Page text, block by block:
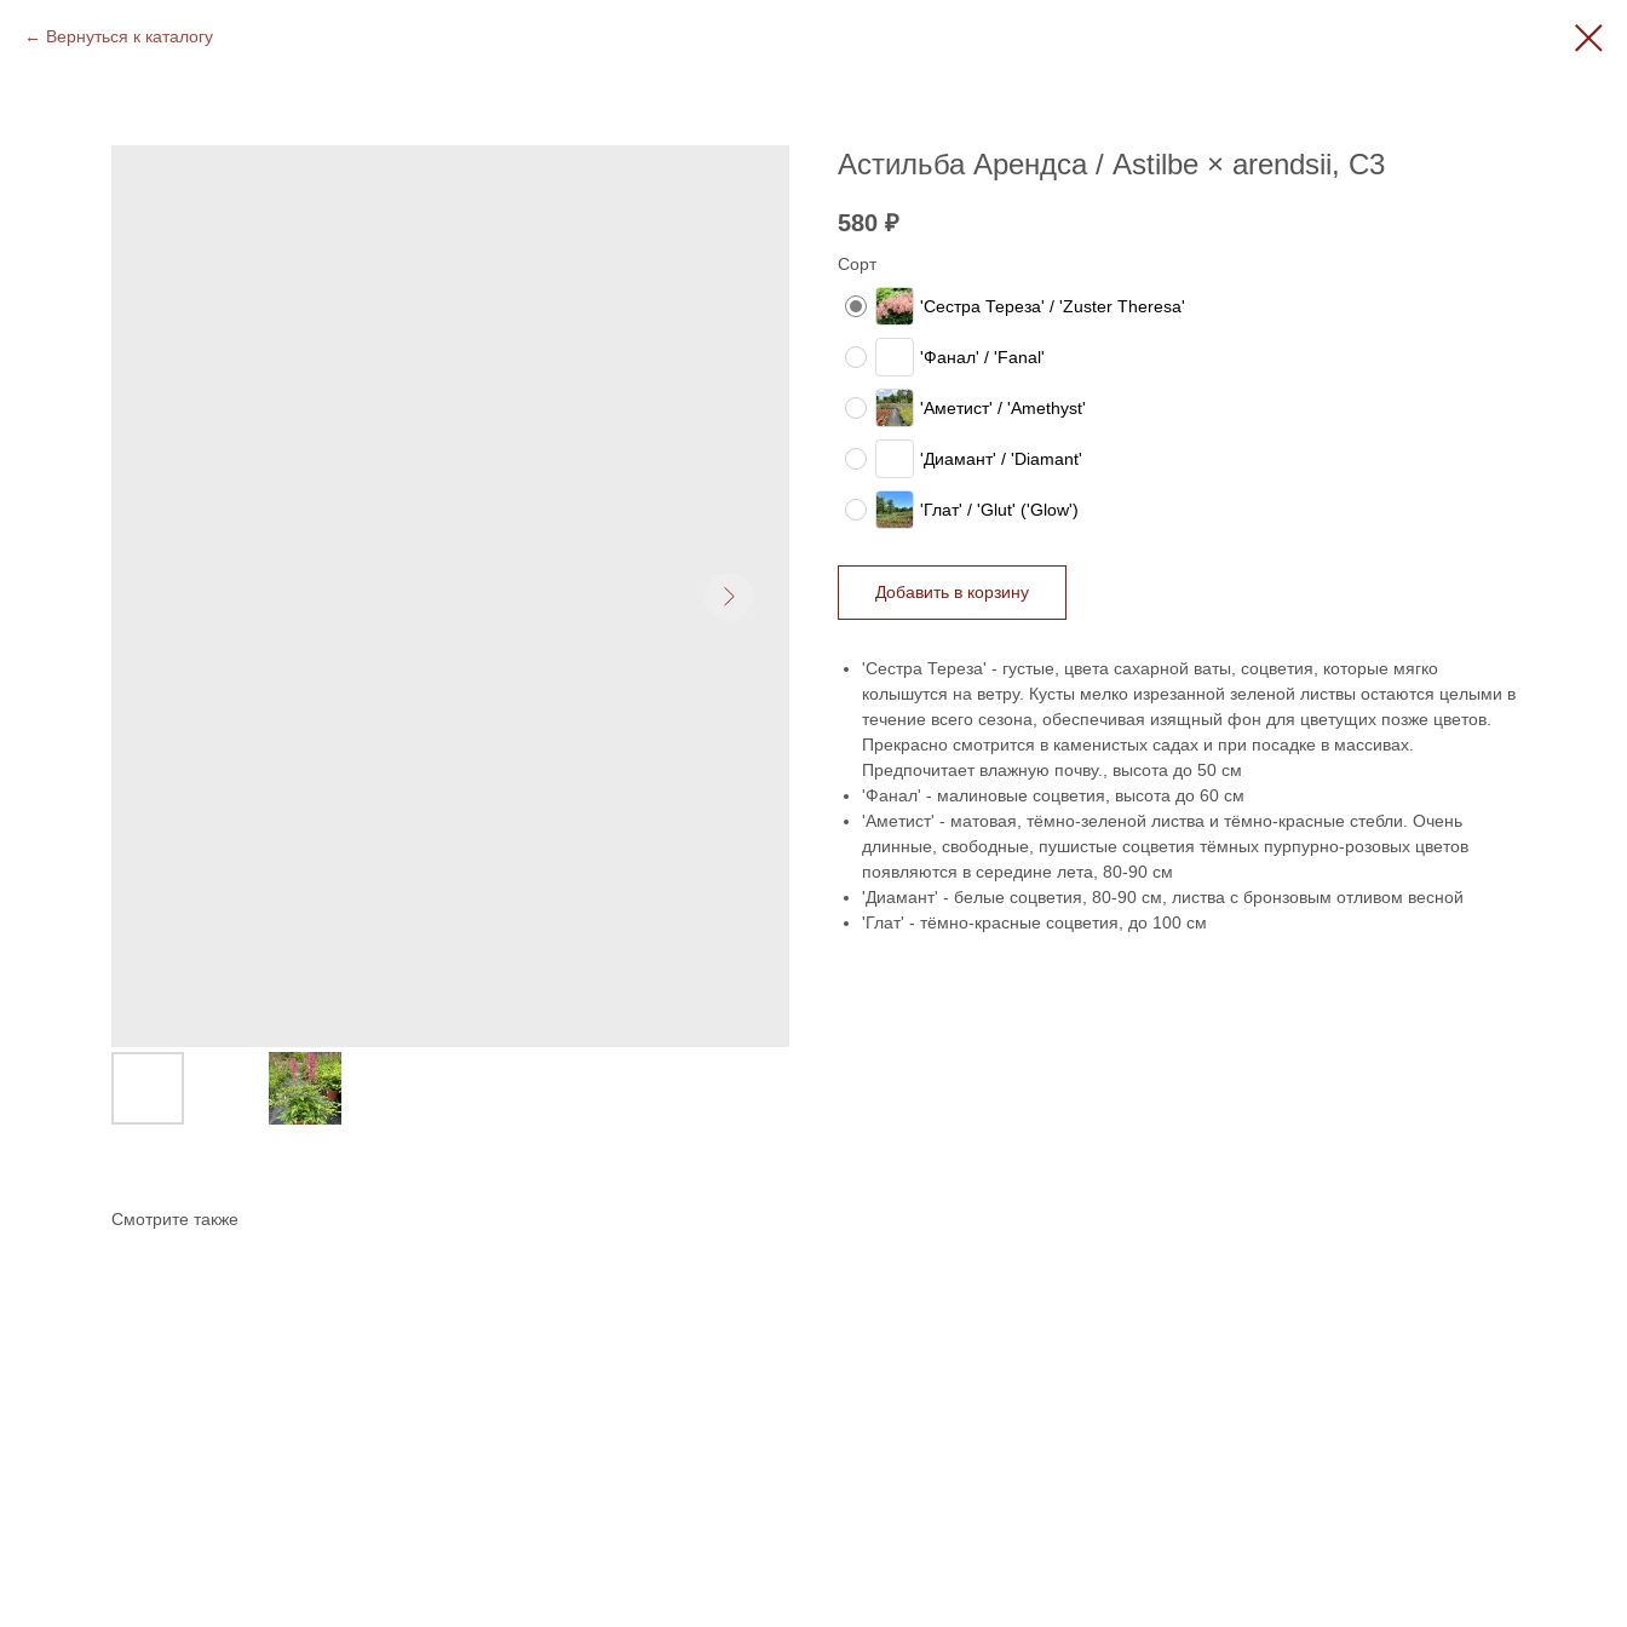
Вернуться к каталогу
Астильба Арендса / Astilbe × arendsii, C3
580 ₽
Сорт
'Сестра Тереза' / 'Zuster Theresa'
'Фанал' / 'Fanal'
'Аметист' / 'Amethyst'
'Диамант' / 'Diamant'
'Глат' / 'Glut' ('Glow')
Добавить в корзину
'Сестра Тереза' - густые, цвета сахарной ваты, соцветия, которые мягко
колышутся на ветру. Кусты мелко изрезанной зеленой листвы остаются целыми в
течение всего сезона, обеспечивая изящный фон для цветущих позже цветов.
Прекрасно смотрится в каменистых садах и при посадке в массивах.
Предпочитает влажную почву., высота до 50 см
'Фанал' - малиновые соцветия, высота до 60 см
'Аметист' - матовая, тёмно-зеленой листва и тёмно-красные стебли. Очень
длинные, свободные, пушистые соцветия тёмных пурпурно-розовых цветов
появляются в середине лета, 80-90 см
'Диамант' - белые соцветия, 80-90 см, листва с бронзовым отливом весной
'Глат' - тёмно-красные соцветия, до 100 см
Смотрите также